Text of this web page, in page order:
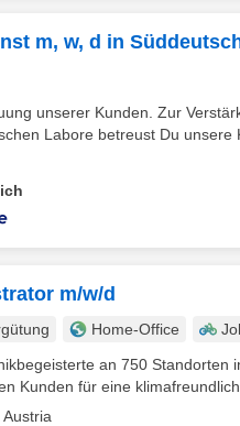
m, w, d in
unserer Kunden. Zur
Labore betreust Du unsere
m/w/d
Home-Office
an 750 Standorten
Kunden für eine